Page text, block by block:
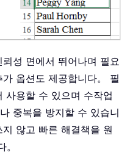
성 면에서 뛰어나며 필요
옵션도 제공합니다。 필
사용할 수 있으며 수작업
중복을 방지할 수 있습니
않고 빠른 해결책을 원